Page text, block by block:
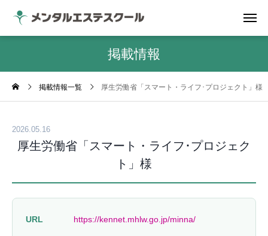
掲載情報
掲載情報一覧 厚生労働省「スマート・ライフ･プロジェクト」様
2026.05.16
厚生労働省「スマート・ライフ･プロジェク
ト」様
URL https://kennet.mhlw.go.jp/minna/